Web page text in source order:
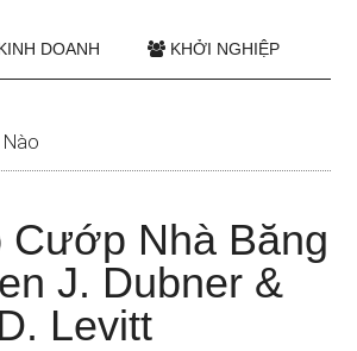
DOANH KHỞI NGHIỆP
Nào
Cướp Nhà Băng
J. Dubner &
Levitt